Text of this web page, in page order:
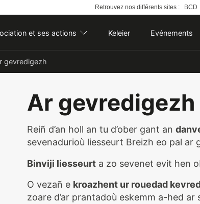
Retrouvez nos différents sites : BCD
et ses actions Keleier Evénements
gevredigezh
Ar gevredigezh
Reiñ d’an holl an tu d’ober gant an
sevenadurioù liesseurt Breizh eo pal ar
Binviji liesseurt a zo sevenet evit hen
O vezañ e kroazhent ur rouedad
zoare d’ar prantadoù eskemm a-hed